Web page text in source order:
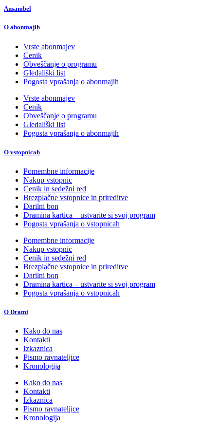
Ansambel
O abonmajih
Vrste abonmajev
Cenik
Obveščanje o programu
Gledališki list
Pogosta vprašanja o abonmajih
Vrste abonmajev
Cenik
Obveščanje o programu
Gledališki list
Pogosta vprašanja o abonmajih
O vstopnicah
Pomembne informacije
Nakup vstopnic
Cenik in sedežni red
Brezplačne vstopnice in prireditve
Darilni bon
Dramina kartica – ustvarite si svoj program
Pogosta vprašanja o vstopnicah
Pomembne informacije
Nakup vstopnic
Cenik in sedežni red
Brezplačne vstopnice in prireditve
Darilni bon
Dramina kartica – ustvarite si svoj program
Pogosta vprašanja o vstopnicah
O Drami
Kako do nas
Kontakti
Izkaznica
Pismo ravnateljice
Kronologija
Kako do nas
Kontakti
Izkaznica
Pismo ravnateljice
Kronologija